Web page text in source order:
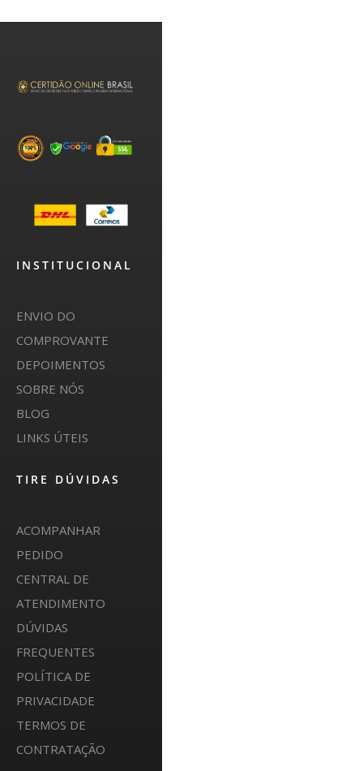
INSTITUCIONAL
ENVIO DO
COMPROVANTE
DEPOIMENTOS
SOBRE NÓS
BLOG
LINKS ÚTEIS
TIRE DÚVIDAS
ACOMPANHAR
PEDIDO
CENTRAL DE
ATENDIMENTO
DÚVIDAS
FREQUENTES
POLÍTICA DE
PRIVACIDADE
TERMOS DE
CONTRATAÇÃO